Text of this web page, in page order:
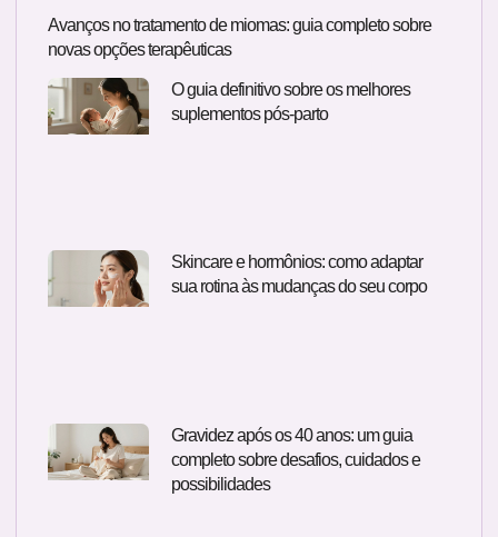
Avanços no tratamento de miomas: guia completo sobre
novas opções terapêuticas
O guia definitivo sobre os melhores
suplementos pós-parto
Skincare e hormônios: como adaptar
sua rotina às mudanças do seu corpo
Gravidez após os 40 anos: um guia
completo sobre desafios, cuidados e
possibilidades